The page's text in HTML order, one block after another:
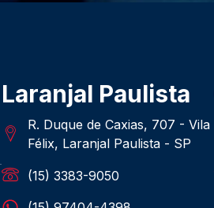
Laranjal Paulista
R. Duque de Caxias, 707 - Vila
Félix, Laranjal Paulista - SP
(15) 3383-9050